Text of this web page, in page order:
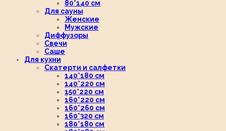
80*140 см
Для сауны
Женские
Мужские
Диффузоры
Свечи
Саше
Для кухни
Скатерти и салфетки
140*180 см
140*220 см
150*220 см
160*220 см
160*260 см
160*320 см
180*180 см